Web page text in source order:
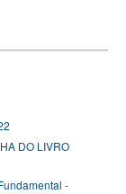
DO LIVRO
-